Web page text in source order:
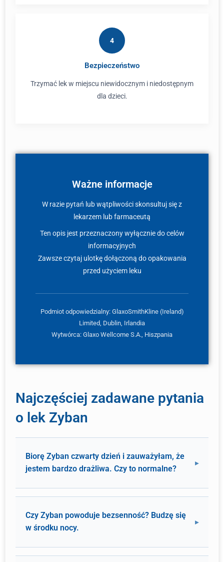
4
Bezpieczeństwo
Trzymać lek w miejscu niewidocznym i niedostępnym
dla dzieci.
Ważne informacje
W razie pytań lub wątpliwości skonsultuj się z
lekarzem lub farmaceutą
Ten opis jest przeznaczony wyłącznie do celów
informacyjnych
Zawsze czytaj ulotkę dołączoną do opakowania
przed użyciem leku
Podmiot odpowiedzialny: GlaxoSmithKline (Ireland)
Limited, Dublin, Irlandia
Wytwórca: Glaxo Wellcome S.A., Hiszpania
Najczęściej zadawane pytania
o lek Zyban
Biorę Zyban czwarty dzień i zauważyłam, że
jestem bardzo drażliwa. Czy to normalne?
Czy Zyban powoduje bezsenność? Budzę się
w środku nocy.